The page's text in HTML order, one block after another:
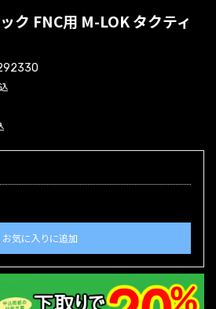
ク FNC用 M-LOK タクティ
お気に入りに追加